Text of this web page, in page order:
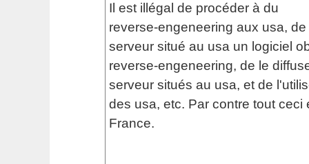
Il est illégal de procéder à du
reverse-engeneering aux usa,
serveur situé au usa un logiciel
reverse-engeneering, de le
serveur situés au usa, et de
des usa, etc. Par contre tout ceci
France.